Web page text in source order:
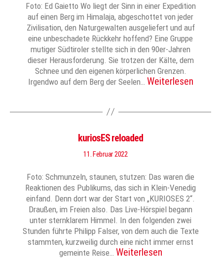
Foto: Ed Gaietto Wo liegt der Sinn in einer Expedition
auf einen Berg im Himalaja, abgeschottet von jeder
Zivilisation, den Naturgewalten ausgeliefert und auf
eine unbeschadete Rückkehr hoffend? Eine Gruppe
mutiger Südtiroler stellte sich in den 90er-Jahren
dieser Herausforderung. Sie trotzen der Kälte, dem
Schnee und den eigenen körperlichen Grenzen.
Irgendwo auf dem Berg der Seelen… Weiterlesen
kuriosES reloaded
11. Februar 2022
Foto: Schmunzeln, staunen, stutzen: Das waren die
Reaktionen des Publikums, das sich in Klein-Venedig
einfand. Denn dort war der Start von „KURIOSES 2“.
Draußen, im Freien also. Das Live-Hörspiel begann
unter sternklarem Himmel. In den folgenden zwei
Stunden führte Philipp Falser, von dem auch die Texte
stammten, kurzweilig durch eine nicht immer ernst
gemeinte Reise… Weiterlesen